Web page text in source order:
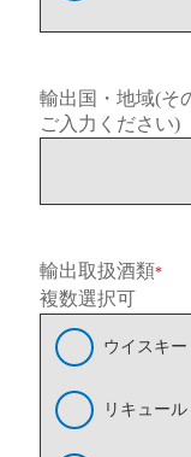
輸出国・地域(そ
ご入力ください)
輸出取扱酒類*
複数選択可
ウイスキー
リキュール